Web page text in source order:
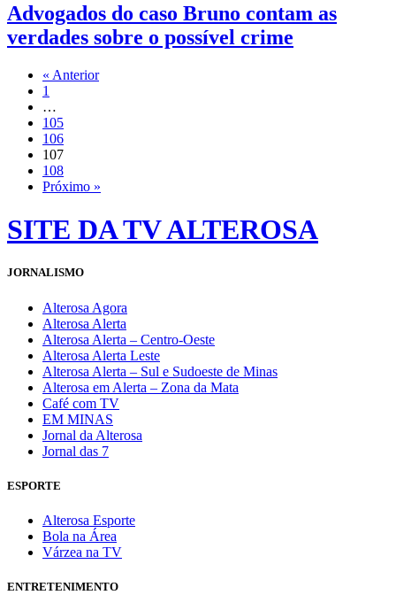
Advogados do caso Bruno contam as
verdades sobre o possível crime
« Anterior
1
…
105
106
107
108
Próximo »
SITE DA TV ALTEROSA
JORNALISMO
Alterosa Agora
Alterosa Alerta
Alterosa Alerta – Centro-Oeste
Alterosa Alerta Leste
Alterosa Alerta – Sul e Sudoeste de Minas
Alterosa em Alerta – Zona da Mata
Café com TV
EM MINAS
Jornal da Alterosa
Jornal das 7
ESPORTE
Alterosa Esporte
Bola na Área
Várzea na TV
ENTRETENIMENTO